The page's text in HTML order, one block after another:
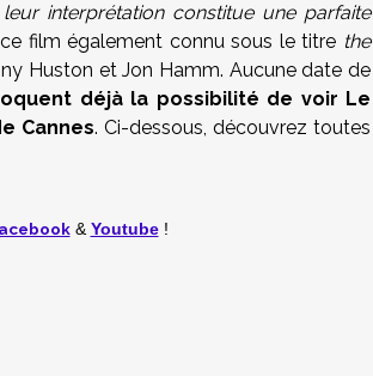
interprétation constitue une parfaite
film également connu sous le titre the
Huston et Jon Hamm. Aucune date de
déjà la possibilité de voir Le
Cannes. Ci-dessous, découvrez toutes
& Youtube!